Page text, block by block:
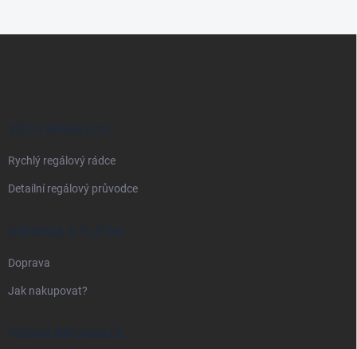
VŠE O REGÁLECH
Rychlý regálový rádce
Detailní regálový průvodce
DOPRAVA A PLATBA
Doprava
Jak nakupovat?
PRÁVNÍ INFORMACE